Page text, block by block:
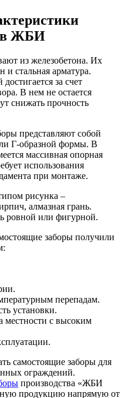
ЖБИ
из железобетона. Их
и стальная арматура.
за счет
В нем не остается
снижать прочность
представляют собой
Г-образной формы. В
массивная опорная
использования
при монтаже.
рисунка –
алмазная грань.
ровной или фигурной.
заборы получили
перепадам.
установки.
местности с высоким
самостоящие заборы для
ограждений.
производства «ЖБИ
продукцию напрямую от